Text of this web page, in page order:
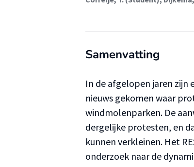
Samenvatting
In de afgelopen jaren
nieuws gekomen waar
windmolenparken. De
dergelijke protesten, en
kunnen verkleinen. Het
onderzoek naar de